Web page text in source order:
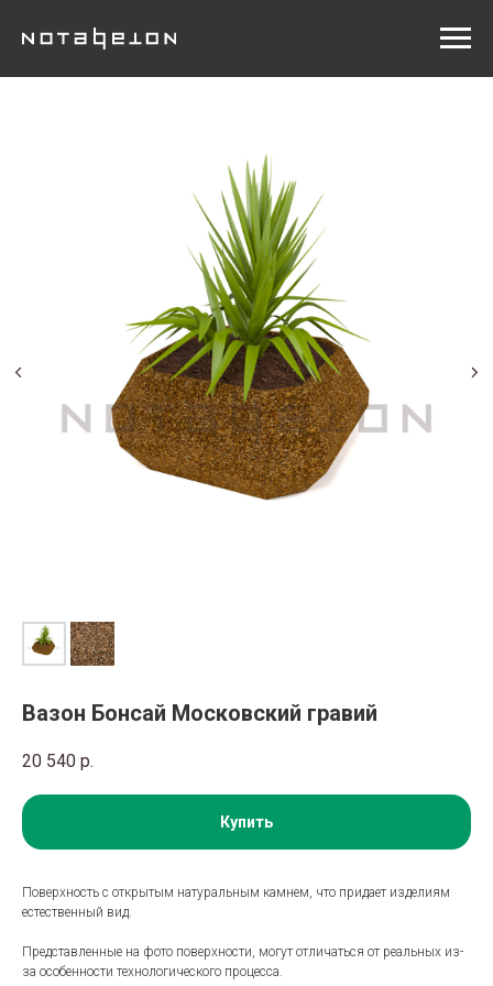
Вазон Бонсай Московский гравий
20 540 р.
Купить
Поверхность с открытым натуральным камнем, что придает изделиям
естественный вид.
Представленные на фото поверхности, могут отличаться от реальных из-
за особенности технологического процесса.